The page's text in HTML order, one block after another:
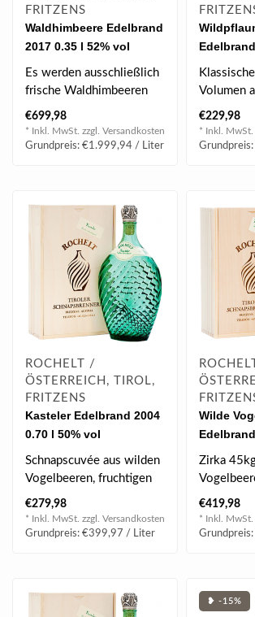
FRITZENS
Waldhimbeere Edelbrand
2017 0.35 l 52% vol
Es werden ausschließlich
frische Waldhimbeeren
verarbeitet- so bleiben
die viel..
€699,98
* Inkl. MwSt. zzgl. Versandkosten
Grundpreis: €1.999,94 / Liter
50% vol
Volumen
toller
€229,98
* Inkl. MwSt.
ROCHELT /
ÖSTERREICH, TIROL,
FRITZENS
Kasteler Edelbrand 2004
0.70 l 50% vol
Schnapscuvée aus wilden
Vogelbeeren, fruchtigen
Williamsbirnen und fein-
würzig..
€279,98
* Inkl. MwSt. zzgl. Versandkosten
Grundpreis: €399,97 / Liter
Wilde
52% vol
Zirka
Liter des ..
€419,98
* Inkl. MwSt.
❥ -15%